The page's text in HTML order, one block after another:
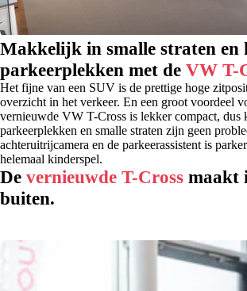
Makkelijk in smalle straten en
parkeerplekken met de VW T-
Het fijne van een SUV is de prettige hoge
overzicht in het verkeer. En een groot voordeel
vernieuwde VW T-Cross is lekker compact, dus
parkeerplekken en smalle straten zijn geen
achteruitrijcamera en de parkeerassistent is
helemaal kinderspel.
De vernieuwde T-Cross maakt
buiten.